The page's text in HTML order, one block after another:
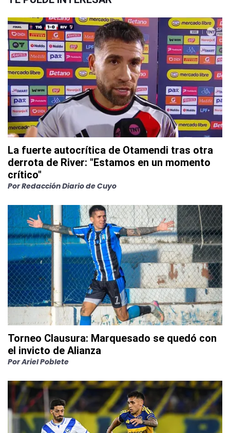
La fuerte autocrítica de Otamendi tras otra
derrota de River: "Estamos en un momento
crítico"
PorRedacción Diario de Cuyo
Torneo Clausura: Marquesado se quedó con
el invicto de Alianza
PorAriel Poblete